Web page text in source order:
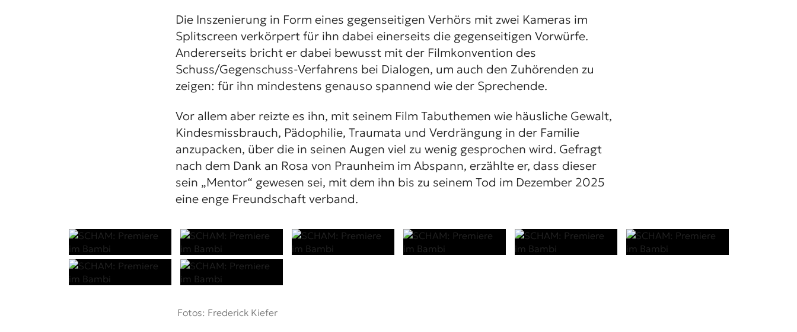
Die Inszenierung in Form eines gegenseitigen Verhörs mit zwei Kameras im
Splitscreen verkörpert für ihn dabei einerseits die gegenseitigen Vorwürfe.
Andererseits bricht er dabei bewusst mit der Filmkonvention des
Schuss/Gegenschuss-Verfahrens bei Dialogen, um auch den Zuhörenden zu
zeigen: für ihn mindestens genauso spannend wie der Sprechende.
Vor allem aber reizte es ihn, mit seinem Film Tabuthemen wie häusliche Gewalt,
Kindesmissbrauch, Pädophilie, Traumata und Verdrängung in der Familie
anzupacken, über die in seinen Augen viel zu wenig gesprochen wird. Gefragt
nach dem Dank an Rosa von Praunheim im Abspann, erzählte er, dass dieser
sein „Mentor“ gewesen sei, mit dem ihn bis zu seinem Tod im Dezember 2025
eine enge Freundschaft verband.
Fotos: Frederick Kiefer